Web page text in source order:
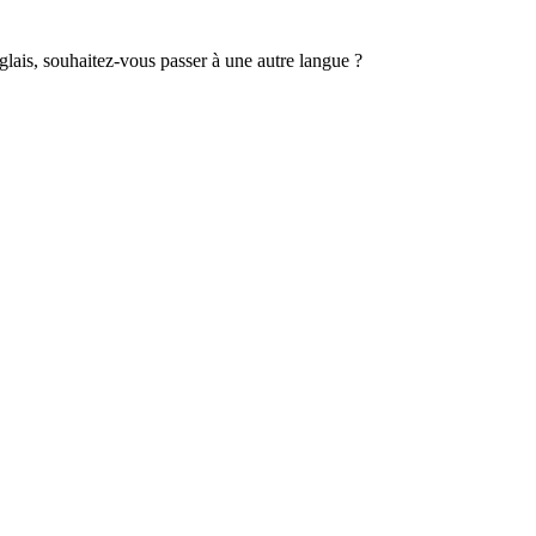
souhaitez-vous passer à une autre langue ?